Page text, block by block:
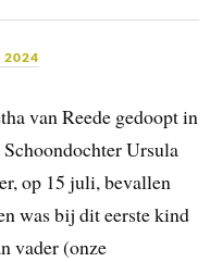
2024
van Reede gedoopt in
Ursula
op 15 juli, bevallen
was bij dit eerste kind
vader (onze